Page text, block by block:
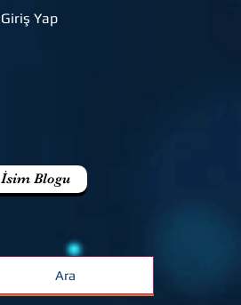
Giriş Yap
İsim Blogu